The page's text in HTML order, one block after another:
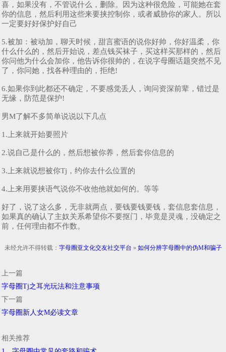
喜，如果没有，不管说什么，删除。因为这种很危险，可能她在套
你的信息，然后利用这些来要挟控制你，或者威胁你的家人。所以
一定要好好保护好自己
5.被加：被动加，聊天时候，甜言蜜语的说你好帅，你好温柔，你
什么什么的，然后开始说，差点钱买袜子，买这样买那样的，然后
你问他为什么会加你，他告诉你很帅的，在说字母圈话题突然不见
了，你问她，找各种理由的，拒绝!
6.如果你到此都还不确定，不要感觉丢人，询问资深前辈，错过是
无缘，防范是保护!
男M了解不多简单说说以下几点
1.上来就开始要照片
2.说自己是什么的，然后想被你养，然后套你信息的
3.上来就说想被你Tj，约你去什么位置的
4.上来用要挟语气说你不收他他就如何的。等等
好了，说了这么多，无非就两点，要钱要钱要钱，套信息套信息，
如果真的确认了主奴关系希望你不要抠门，毕竟是灵魂，没确定之
前，任何理由都不作数。
未经允许不得转载： 字母圈亚文化交友社交平台 » 如何分辨字母圈中的伪M和骗子
上一篇
字母圈Tj之耳光玩法和注意事项
下一篇
字母圈新人女M必读文章
相关推荐